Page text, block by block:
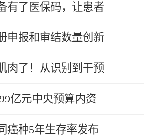
有了医保码，让患者
申报和审结数量创新
肉了！从识别到干预
亿元中央预算内资
癌种5年生存率发布